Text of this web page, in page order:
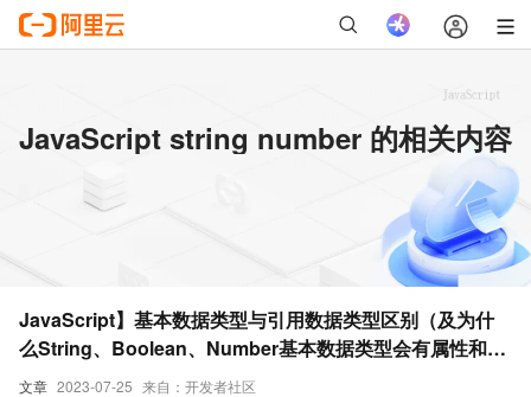
JavaScript string number 的相关内容
文章 2023-07-25 来自：开发者社区
JavaScript】基本数据类型与引用数据类型区别（及为什
么String、Boolean、Number基本数据类型会有属性和方
法？）